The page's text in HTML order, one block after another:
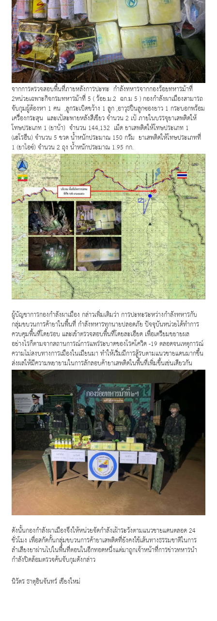
จากการตรวจสอบพื้นที่ภายหลังการปะทะ กำลังทหารจากกองร้อยทหารม้าที่
2หน่วยเฉพาะกิจกรมทหารม้าที่ 5 (ร้อย.ม.2 ฉก.ม 5 )กองกำลังผาเมืองสามารถ
จับกุมผู้ต้องหา 1 คน ,ลูกระเบิดขว้าง 1 ลูก,อาวุธปืนลูกซองยาว 1 กระบอกพร้อม
เครื่องกระสุน และเป้สะพายหลังสีเขียว จำนวน2 เป้ ภายในบรรจุยาเสพติดให้
โทษประเภท 1 (ยาบ้า) จำนวน 144,132 เม็ด ยาเสพติดให้โทษประเภท 1
(เฮโรอีน) จำนวน5 ขวด น้ำหนักประมาณ 150 กรัม ยาเสพติดให้โทษประเภทที่
1 (ยาไอซ์) จำนวน2 ถุง น้ำหนักประมาณ 1.95 กก.
ผู้บัญชาการกองกำลังผาเมือง กล่าวเพิ่มเติมว่า การปะทะระหว่างกำลังทหารกับ
กลุ่มขบวนการค้ายาในพื้นที่ กำลังทหารทุกนายปลอดภัย ปัจจุบันหน่วยได้ทำการ
ควบคุมพื้นที่โดยรอบ และเข้าตรวจสอบพื้นที่โดยละเอียด เพื่อเตรียมขยายผล
อย่างไรก็ตามจากสถานการณ์การแพร่ระบาดของโรคโควิด -19 ตลอดจนเหตุการณ์
ความไม่สงบทางการเมืองในเมียนมา ทำให้เริ่มมีการสู้รบตามแนวชายแดนมากขึ้น
ส่งผลให้มีความพยายามในการลักลอบค้ายาเสพติดในพื้นที่เพิ่มขึ้นเช่นเดียวกัน
ดังนั้นกองกำลังผาเมืองจึงให้หน่วยจัดกำลังเฝ้าระวังตามแนวชายแดนตลอด24
ชั่วโมง เพื่อสกัดกั้นกลุ่มขบวนการค้ายาเสพติดที่ยังคงใช้เส้นทางธรรมชาติในการ
ลำเลียงยาผ่านไปในพื้นที่ตอนในอีกทอดหนึ่งแต่มาถูกเจ้าหน้าที่การข่าวทหารนำ
กำลังปิดล้อมตรวจค้นจับกุมดังกล่าว
นิวัตร ธาตุอินจันทร์ เขียงใหม่